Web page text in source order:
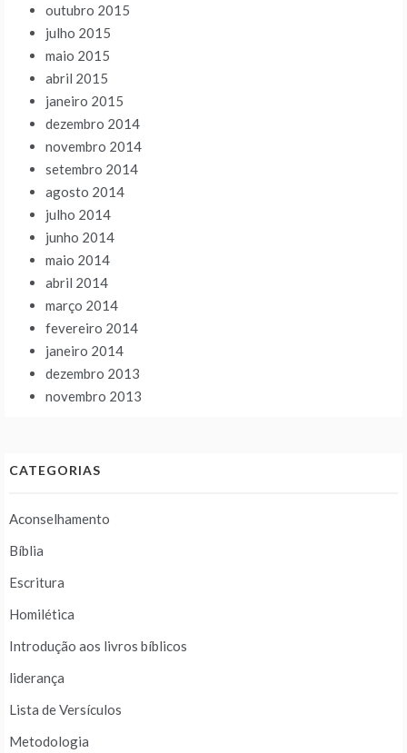
outubro 2015
julho 2015
maio 2015
abril 2015
janeiro 2015
dezembro 2014
novembro 2014
setembro 2014
agosto 2014
julho 2014
junho 2014
maio 2014
abril 2014
março 2014
fevereiro 2014
janeiro 2014
dezembro 2013
novembro 2013
CATEGORIAS
Aconselhamento
Bíblia
Escritura
Homilética
Introdução aos livros bíblicos
liderança
Lista de Versículos
Metodologia